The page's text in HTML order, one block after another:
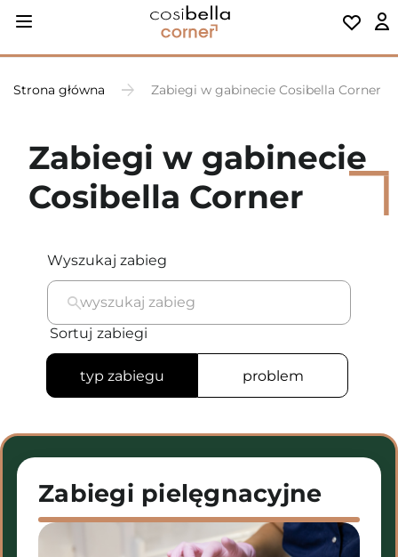
Strona główna Zabiegi w gabinecie Cosibella Corner
Zabiegi w gabinecie
Cosibella Corner
Wyszukaj zabieg
wyszukaj zabieg
Sortuj zabiegi
typ zabiegu problem
Zabiegi pielęgnacyjne